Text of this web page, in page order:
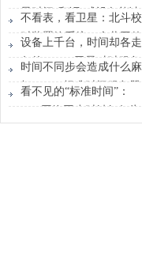
设备
星时间“翻译”成设备能读
懂的信号
不看表，看卫星：北斗校
时装置给系统一个共同的
时间原点
设备上千台，时间却各走
各的？GPS卫星对时服务
器能做什么？
时间不同步会造成什么麻
烦？GPS标准时间服务器
解决的不只是校时
看不见的“标准时间”：
GPS网络同步时钟如何为